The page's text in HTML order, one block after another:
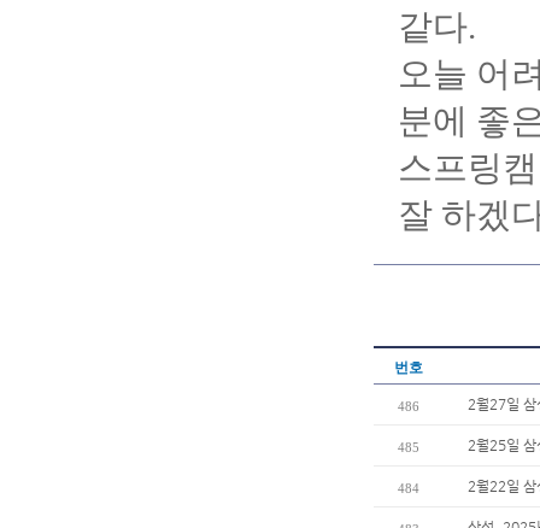
같다.
오늘 어
분에 좋
스프링
잘 하겠
번호
486 2월27일 삼
485 2월25일 삼
484 2월22일 삼